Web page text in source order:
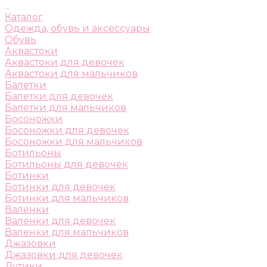
...
Каталог
Одежда, обувь и аксессуары
Обувь
Аквастоки
Аквастоки для девочек
Аквастоки для мальчиков
Балетки
Балетки для девочек
Балетки для мальчиков
Босоножки
Босоножки для девочек
Босоножки для мальчиков
Ботильоны
Ботильоны для девочек
Ботинки
Ботинки для девочек
Ботинки для мальчиков
Валенки
Валенки для девочек
Валенки для мальчиков
Джазовки
Джазовки для девочек